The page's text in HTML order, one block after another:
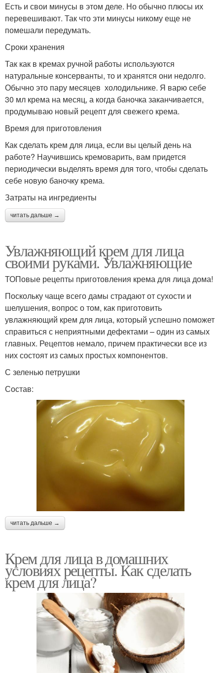
Есть и свои минусы в этом деле. Но обычно плюсы их
перевешивают. Так что эти минусы никому еще не
помешали передумать.
Сроки хранения
Так как в кремах ручной работы используются
натуральные консерванты, то и хранятся они недолго.
Обычно это пару месяцев холодильнике. Я варю себе
30 мл крема на месяц, а когда баночка заканчивается,
продумываю новый рецепт для свежего крема.
Время для приготовления
Как сделать крем для лица, если вы целый день на
работе? Научившись кремоварить, вам придется
периодически выделять время для того, чтобы сделать
себе новую баночку крема.
Затраты на ингредиенты
читать дальше →
Увлажняющий крем для лица
своими руками. Увлажняющие
ТОПовые рецепты приготовления крема для лица дома!
Поскольку чаще всего дамы страдают от сухости и
шелушения, вопрос о том, как приготовить
увлажняющий крем для лица, который успешно поможет
справиться с неприятными дефектами – один из самых
главных. Рецептов немало, причем практически все из
них состоят из самых простых компонентов.
С зеленью петрушки
Состав:
читать дальше →
Крем для лица в домашних
условиях рецепты. Как сделать
крем для лица?